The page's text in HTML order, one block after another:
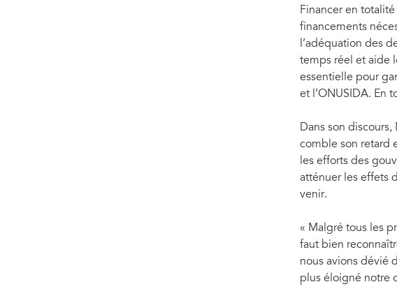
Financer en
financements
l’adéquation des
temps réel et aide
essentielle pour
et l’ONUSIDA. En
Dans son
comble son retard
les efforts des
atténuer les effets
venir.
« Malgré tous les
faut bien
nous avions dévié
plus éloigné notre